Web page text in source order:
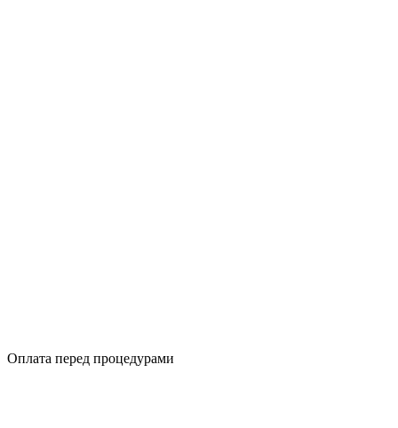
Оплата перед процедурами